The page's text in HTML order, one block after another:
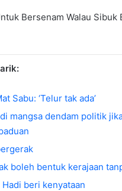
Bersenam Walau Sibuk
Sabu: ‘Telur tak ada’
mangsa dendam politik
boleh bentuk kerajaan
beri kenyataan